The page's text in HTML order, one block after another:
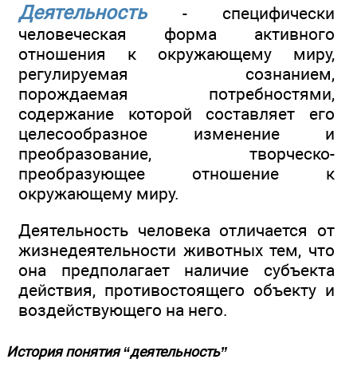
Деятельность- специфически
человеческая форма активного
отношения к окружающему миру,
регулируемая сознанием,
порождаемая потребностями,
содержание которой составляет его
целесообразное изменение и
преобразование, творческо-
преобразующее отношение к
окружающему миру.
Деятельность человека отличается от
жизнедеятельности животных тем, что
она предполагает наличие субъекта
действия, противостоящего объекту и
воздействующего на него.
История понятия “деятельность”